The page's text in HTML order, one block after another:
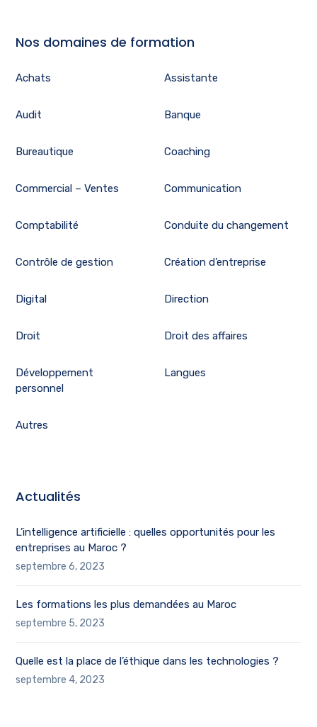
Nos domaines de formation
Achats Assistante
Audit Banque
Bureautique Coaching
Commercial – Ventes Communication
Comptabilité Conduite du changement
Contrôle de gestion Création d’entreprise
Digital Direction
Droit Droit des affaires
Développement
personnel
Langues
Autres
Actualités
L’intelligence artificielle : quelles opportunités pour les
entreprises au Maroc ?
septembre 6, 2023
Les formations les plus demandées au Maroc
septembre 5, 2023
Quelle est la place de l’éthique dans les technologies ?
septembre 4, 2023